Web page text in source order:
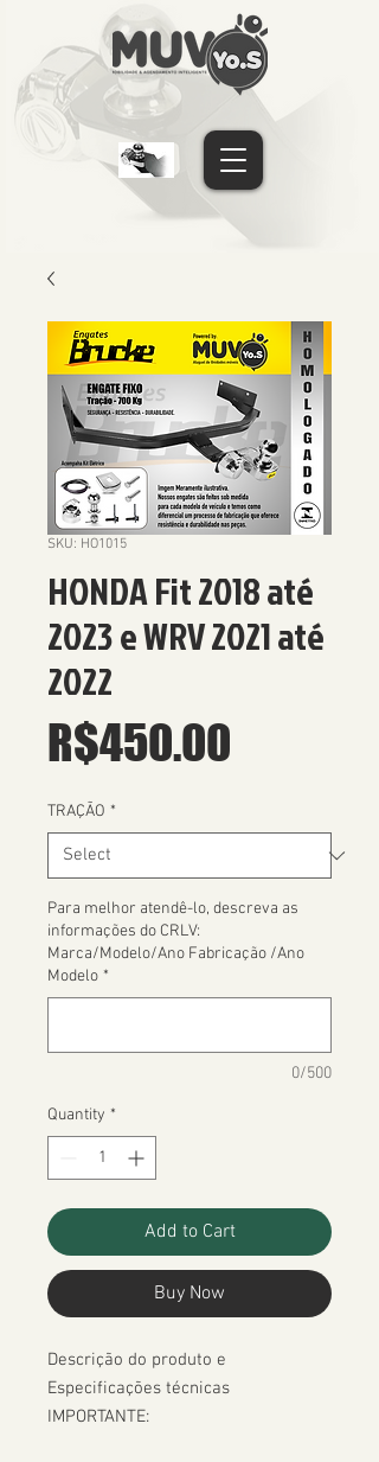
SKU: HO1015
HONDA Fit 2018 até
2023 e WRV 2021 até
2022
R$450.00
TRAÇÃO *
Para melhor atendê-lo, descreva as
informações do CRLV:
Marca/Modelo/Ano Fabricação /Ano
Modelo *
0/500
Quantity *
Add to Cart
Buy Now
Descrição do produto e
Especificações técnicas
IMPORTANTE: